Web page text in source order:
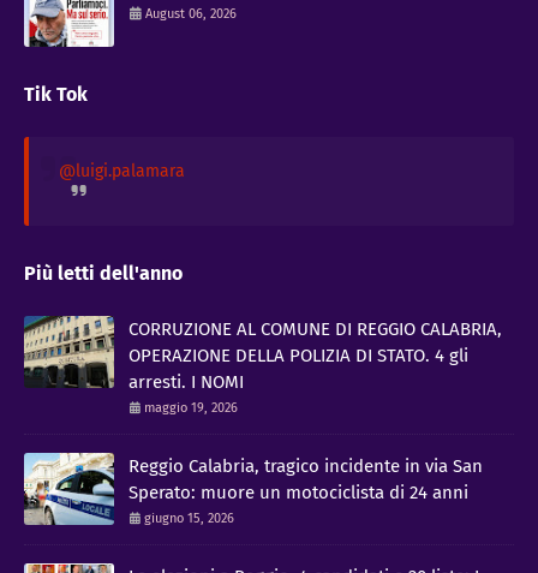
August 06, 2026
Tik Tok
@luigi.palamara
Più letti dell'anno
CORRUZIONE AL COMUNE DI REGGIO CALABRIA,
OPERAZIONE DELLA POLIZIA DI STATO. 4 gli
arresti. I NOMI
maggio 19, 2026
Reggio Calabria, tragico incidente in via San
Sperato: muore un motociclista di 24 anni
giugno 15, 2026